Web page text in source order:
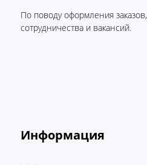
По поводу оформления заказов,
сотрудничества и вакансий.
Информация